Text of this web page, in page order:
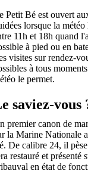
e Petit Bé est ouvert
lorsque la météo
11h et 18h quand
à pied ou en
visites sur rendez-
à tous
le permet.
saviez-vous
n premier canon de
la Marine Nationale
De calibre 24, il
restauré et présenté
en état de